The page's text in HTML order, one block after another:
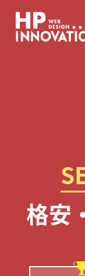
格安